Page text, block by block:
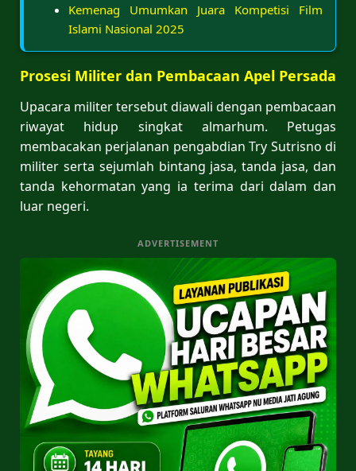
Kemenag Umumkan Juara Kompetisi Film
Islami Nasional 2025
Prosesi Militer dan Pembacaan Apel Persada
Upacara militer tersebut diawali dengan pembacaan
riwayat hidup singkat almarhum. Petugas
membacakan perjalanan pengabdian Try Sutrisno di
militer serta sejumlah bintang jasa, tanda jasa, dan
tanda kehormatan yang ia terima dari dalam dan
luar negeri.
ADVERTISEMENT